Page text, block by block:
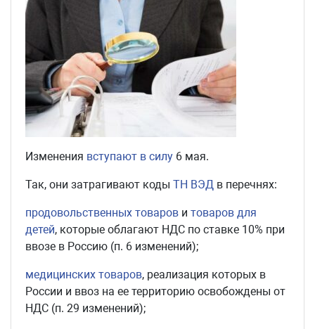
Изменения вступают в силу 6 мая.
Так, они затрагивают коды ТН ВЭД в перечнях:
продовольственных товаров и товаров для
детей, которые облагают НДС по ставке 10% при
ввозе в Россию (п. 6 изменений);
медицинских товаров, реализация которых в
России и ввоз на ее территорию освобождены от
НДС (п. 29 изменений);